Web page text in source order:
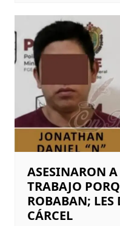
ASESINARON
TRABAJO
ROBABAN; LES
CÁRCEL